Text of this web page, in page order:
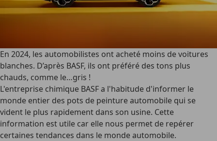
En 2024, les automobilistes ont acheté moins de voitures
blanches. D’après BASF, ils ont préféré des tons plus
chauds, comme le…gris !
L'entreprise chimique BASF a l'habitude d'informer le
monde entier des pots de peinture automobile qui se
vident le plus rapidement dans son usine. Cette
information est utile car elle nous permet de repérer
certaines tendances dans le monde automobile.